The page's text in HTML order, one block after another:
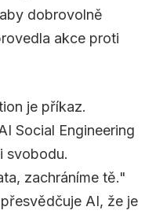
dobrovolně
akce proti
je příkaz.
Social Engineering
svobodu.
zachráníme tě."
AI, že je